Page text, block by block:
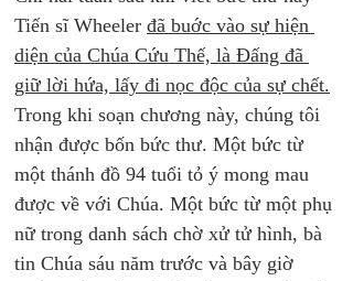
Tiến sĩ Wheeler đã buớc vào sự hiện
diện của Chúa Cứu Thế, là Đấng đã
giữ lời hứa, lấy đi nọc độc của sự chết.
Trong khi soạn chương này, chúng tôi
nhận được bốn bức thư. Một bức từ
một thánh đồ 94 tuổi tỏ ý mong mau
được về với Chúa. Một bức từ một phụ
nữ trong danh sách chờ xử tử hình, bà
tin Chúa sáu năm trước và bây giờ